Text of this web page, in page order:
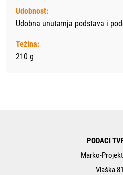
Udobnost:
Udobna unutarnja podstava i
Težina:
210 g
PODACI
Marko-
Vlaška